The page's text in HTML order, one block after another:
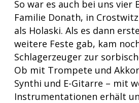
So war es auch bei uns vier
Familie Donath, in
als Holaski. Als es dann
weitere Feste gab, kam
Schlagerzeuger zur
Ob mit Trompete und
Synthi und E-Gitarre – mit
Instrumentationen erhält